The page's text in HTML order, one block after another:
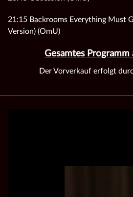
21:15 Backrooms Everything Must
Version) (OmU)
Gesamtes Programm
Der Vorverkauf erfolgt